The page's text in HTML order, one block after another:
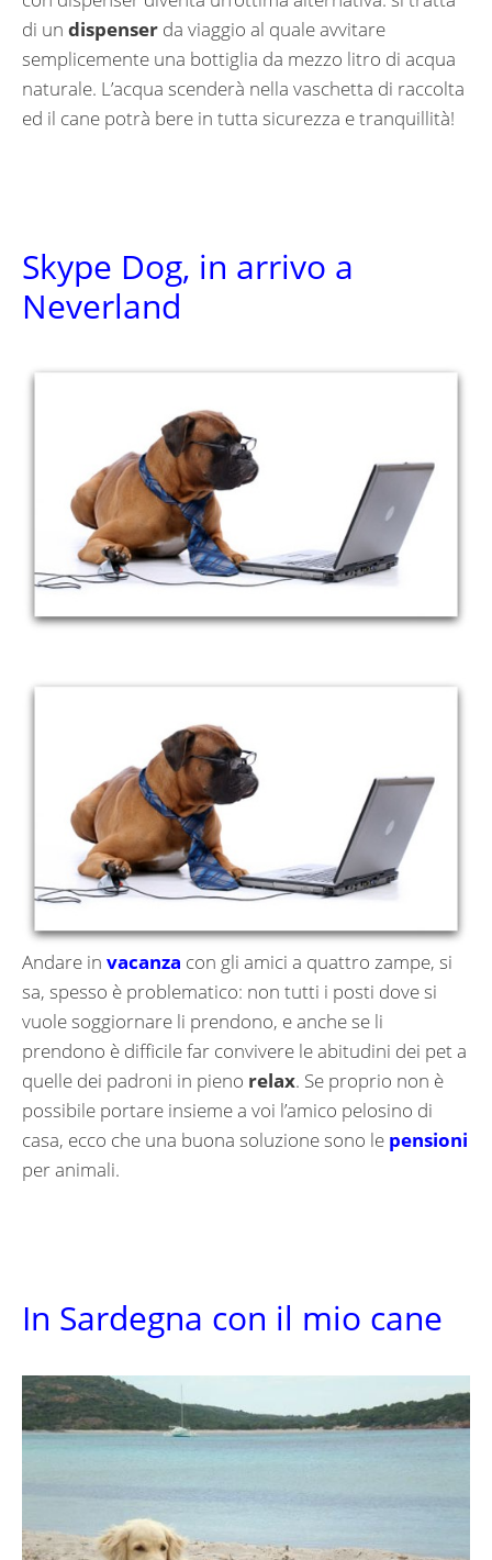
di un dispenser da viaggio al quale avvitare
semplicemente una bottiglia da mezzo litro di acqua
naturale. L’acqua scenderà nella vaschetta di raccolta
ed il cane potrà bere in tutta sicurezza e tranquillità!
Skype Dog, in arrivo a
Neverland
Andare in vacanza con gli amici a quattro zampe, si
sa, spesso è problematico: non tutti i posti dove si
vuole soggiornare li prendono, e anche se li
prendono è difficile far convivere le abitudini dei pet a
quelle dei padroni in pieno relax. Se proprio non è
possibile portare insieme a voi l’amico pelosino di
casa, ecco che una buona soluzione sono le pensioni
per animali.
In Sardegna con il mio cane